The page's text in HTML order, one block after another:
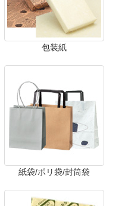
包装紙
紙袋/ポリ袋/封筒袋